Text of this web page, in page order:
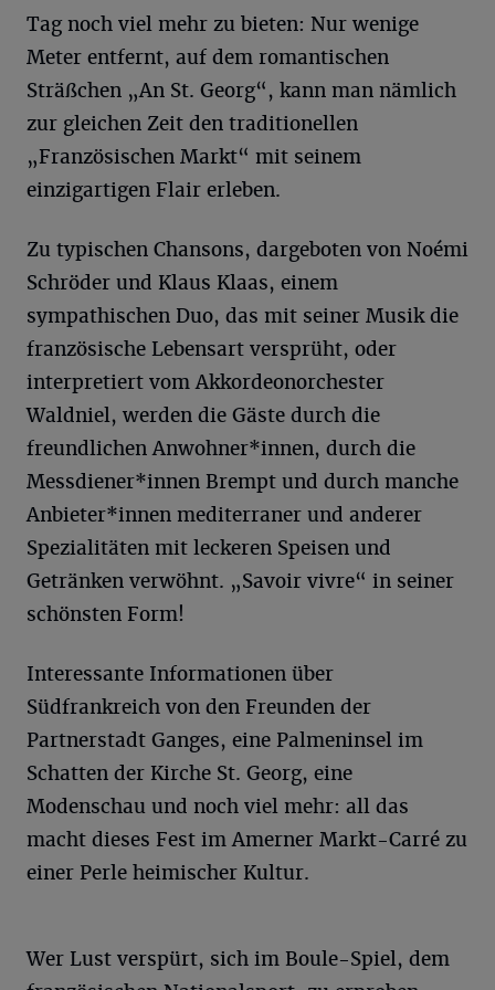
Tag noch viel mehr zu bieten: Nur wenige
Meter entfernt, auf dem romantischen
Sträßchen „An St. Georg“, kann man nämlich
zur gleichen Zeit den traditionellen
„Französischen Markt“ mit seinem
einzigartigen Flair erleben.
Zu typischen Chansons, dargeboten von Noémi
Schröder und Klaus Klaas, einem
sympathischen Duo, das mit seiner Musik die
französische Lebensart versprüht, oder
interpretiert vom Akkordeonorchester
Waldniel, werden die Gäste durch die
freundlichen Anwohner*innen, durch die
Messdiener*innen Brempt und durch manche
Anbieter*innen mediterraner und anderer
Spezialitäten mit leckeren Speisen und
Getränken verwöhnt. „Savoir vivre“ in seiner
schönsten Form!
Interessante Informationen über
Südfrankreich von den Freunden der
Partnerstadt Ganges, eine Palmeninsel im
Schatten der Kirche St. Georg, eine
Modenschau und noch viel mehr: all das
macht dieses Fest im Amerner Markt-Carré zu
einer Perle heimischer Kultur.
Wer Lust verspürt, sich im Boule-Spiel, dem